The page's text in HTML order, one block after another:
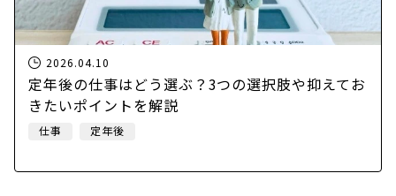
2026.04.10
定年後の仕事はどう選ぶ？3つの選択肢や抑えてお
きたいポイントを解説
仕事 定年後